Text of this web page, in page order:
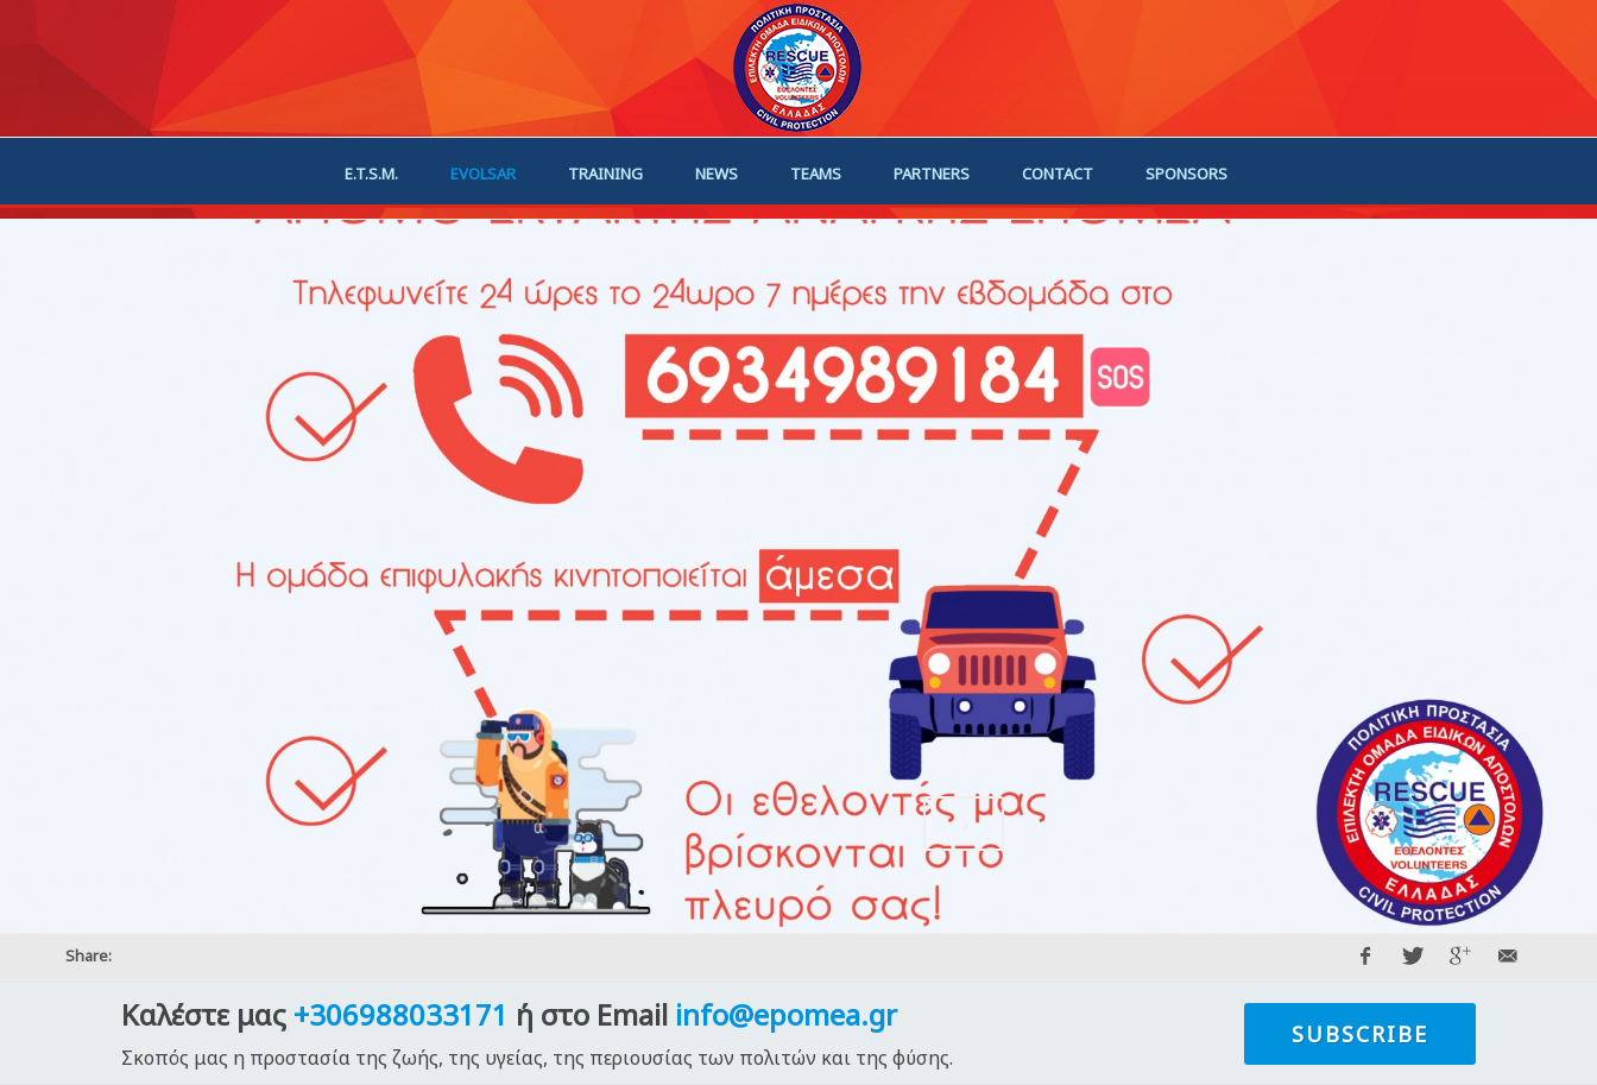
E.T.S.M. EVOLSAR TRAINING NEWS TEAMS PARTNERS CONTACT SPONSORS
Share:
Καλέστε μας +306988033171 ή στο Email info@epomea.gr
Σκοπός μας η προστασία της ζωής, της υγείας, της περιουσίας των πολιτών και της φύσης.
SUBSCRIBE